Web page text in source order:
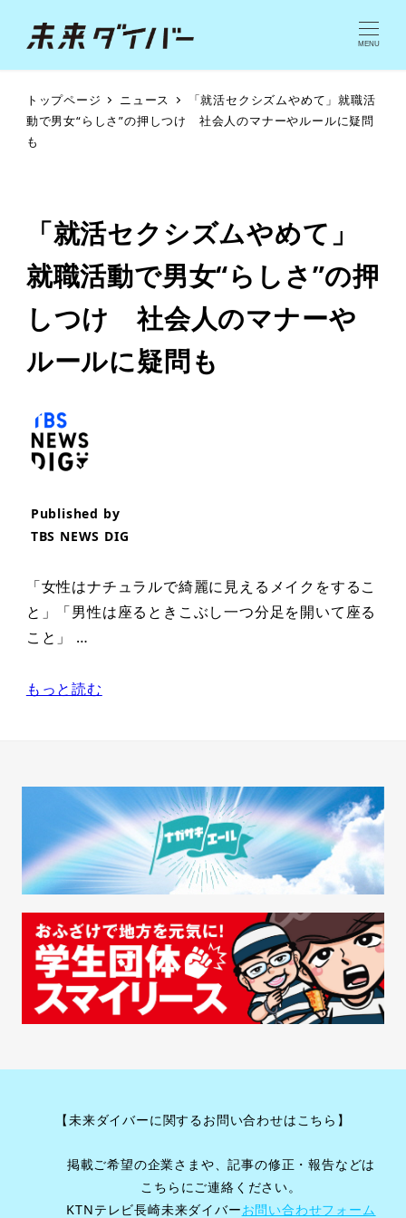
MENU
トップページ ニュース
「就活セクシズムやめて」就職活
動で男女“らしさ”の押しつけ 社会人のマナーやルールに疑問
も
「就活セクシズムやめて」
就職活動で男女“らしさ”の押
しつけ 社会人のマナーや
ルールに疑問も
Published by
TBS NEWS DIG
「女性はナチュラルで綺麗に見えるメイクをするこ
と」「男性は座るときこぶし一つ分足を開いて座る
こと」 …
もっと読む
【未来ダイバーに関するお問い合わせはこちら】
掲載ご希望の企業さまや、記事の修正・報告などは
こちらにご連絡ください。
KTNテレビ長崎未来ダイバーお問い合わせフォーム